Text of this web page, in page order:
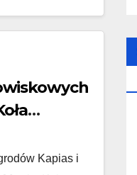
Kapias i
Kapias i